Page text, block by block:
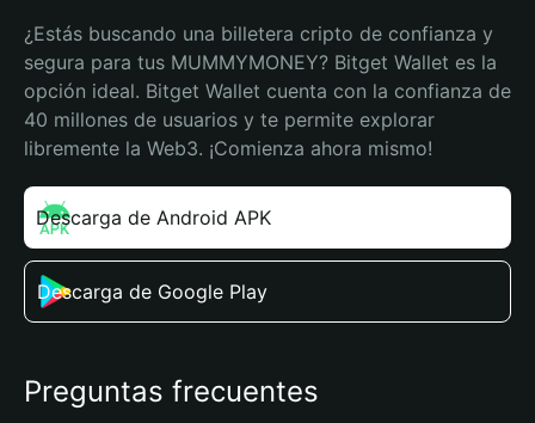
¿Estás buscando una billetera cripto de confianza y
segura para tus MUMMYMONEY? Bitget Wallet es la
opción ideal. Bitget Wallet cuenta con la confianza de
40 millones de usuarios y te permite explorar
libremente la Web3. ¡Comienza ahora mismo!
Descarga de Android APK
Descarga de Google Play
Preguntas frecuentes